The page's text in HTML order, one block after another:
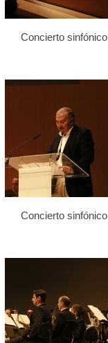
Concierto sinfónico
Concierto sinfónico